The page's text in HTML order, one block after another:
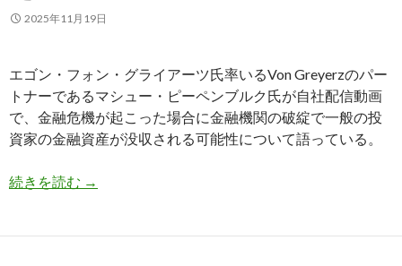
2025年11月19日
エゴン・フォン・グライアーツ氏率いるVon Greyerzのパー
トナーであるマシュー・ピーペンブルク氏が自社配信動画
で、金融危機が起こった場合に金融機関の破綻で一般の投
資家の金融資産が没収される可能性について語っている。
続きを読む ピーペンブルク氏: 金融機関の破綻で投資家が金
→